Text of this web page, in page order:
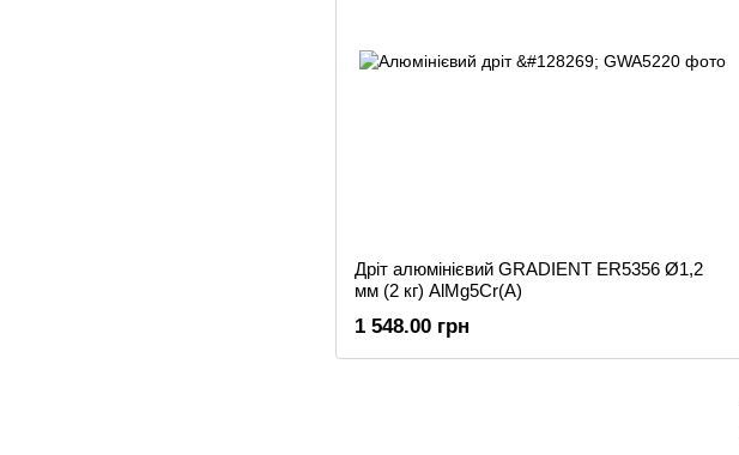
Дріт алюмінієвий GRADIENT ER5356 Ø1,2
мм (2 кг) AlMg5Cr(A)
1 548.00 грн